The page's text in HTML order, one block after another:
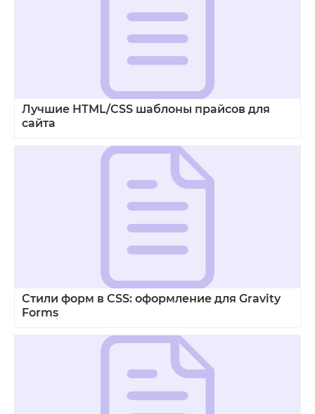
Лучшие HTML/CSS шаблоны прайсов для
сайта
Стили форм в CSS: оформление для Gravity
Forms